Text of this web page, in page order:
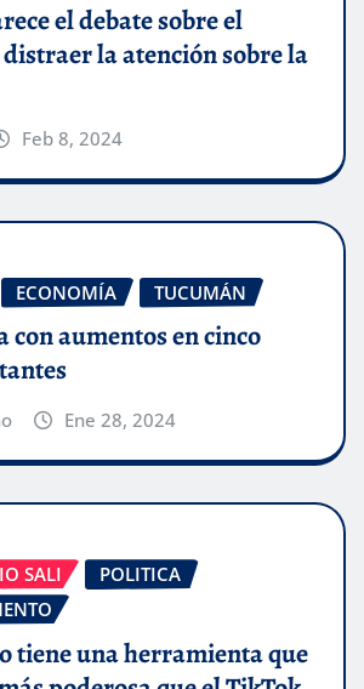
el debate sobre el
la atención sobre la
Feb 8, 2024
ECONOMÍA TUCUMÁN
con aumentos en cinco
Ene 28, 2024
SALI
POLITICA
tiene una herramienta que